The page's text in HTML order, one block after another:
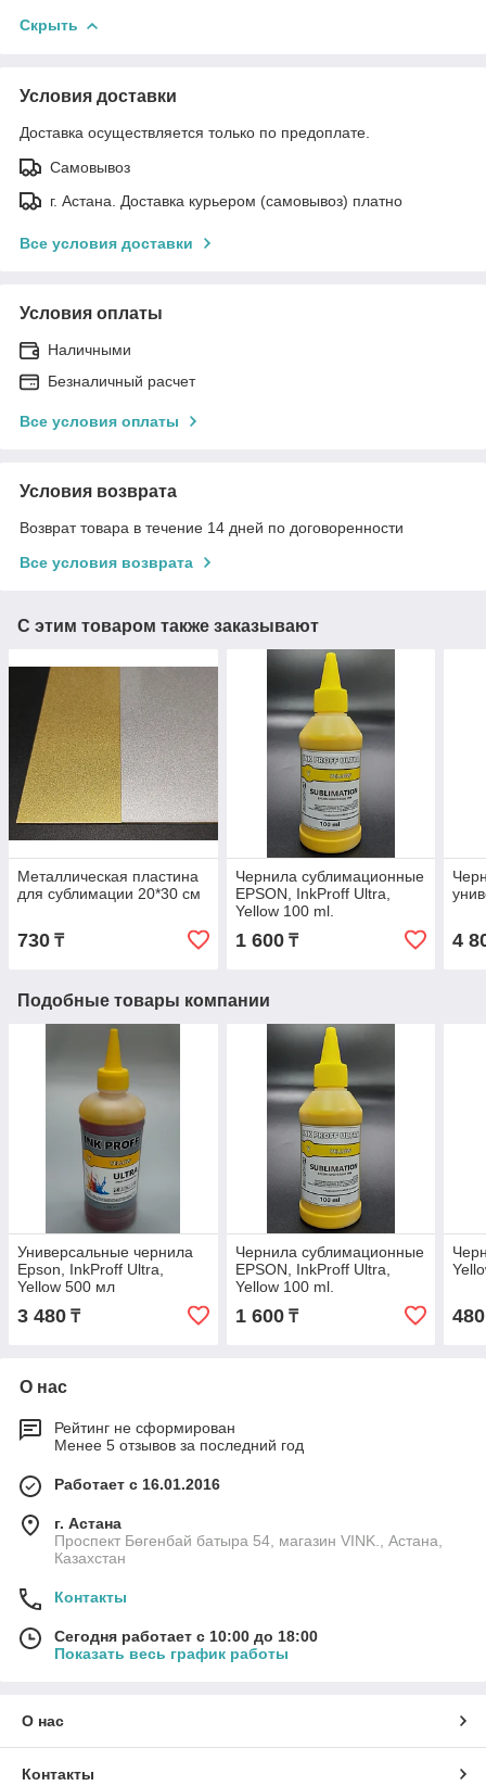
Скрыть
Условия доставки
Доставка осуществляется только по предоплате.
Самовывоз
г. Астана. Доставка курьером (самовывоз) платно
Все условия доставки
Условия оплаты
Наличными
Безналичный расчет
Все условия оплаты
Условия возврата
Возврат товара в течение 14 дней по договоренности
Все условия возврата
С этим товаром также заказывают
Металлическая пластина
для сублимации 20*30 см
730 ₸
Чернила сублимационные
EPSON, InkProff Ultra,
Yellow 100 ml.
1 600₸ 4
Подобные товары компании
Универсальные чернила
Epson, InkProff Ultra,
Yellow 500 мл
3 480 ₸
Чернила сублимационные
EPSON, InkProff Ultra,
Yellow 100 ml.
1 600₸ 480
О нас
Рейтинг не сформирован
Менее 5 отзывов за последний год
Работает с 16.01.2016
г. Астана
Проспект Бөгенбай батыра 54, магазин VINK., Астана,
Казахстан
Контакты
Сегодня работает с 10:00 до 18:00
Показать весь график работы
О нас
Контакты